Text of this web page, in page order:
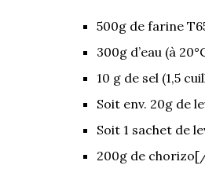
500g de farine
300g d’eau (à
10 g de sel (1,5
Soit env. 20g de
Soit 1 sachet de
200g de